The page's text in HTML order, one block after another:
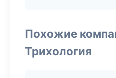
Похожие
Трихология